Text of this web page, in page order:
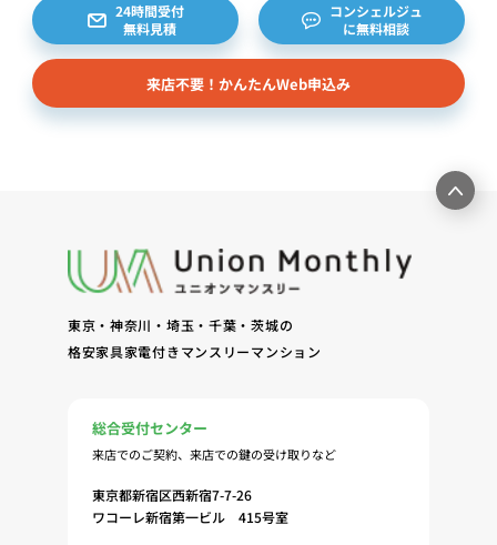
24時間受付
無料見積
コンシェルジュ
に無料相談
来店不要！かんたんWeb申込み
東京・神奈川・埼玉・千葉・茨城の
格安家具家電付きマンスリーマンション
総合受付センター
来店でのご契約、来店での鍵の受け取りなど
東京都新宿区西新宿7-7-26
ワコーレ新宿第一ビル 415号室